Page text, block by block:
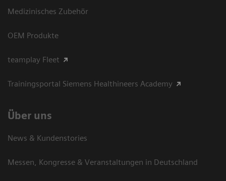
Medizinisches Zubehör
OEM Produkte
teamplay Fleet
Trainingsportal Siemens Healthineers Academy
Über uns
News & Kundenstories
Messen, Kongresse & Veranstaltungen in Deutschland